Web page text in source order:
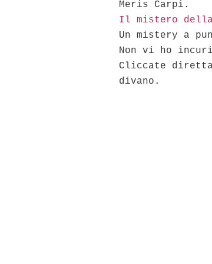
Meris Carpi.
Il mistero
Un mistery a
Non vi ho
Cliccate
divano.